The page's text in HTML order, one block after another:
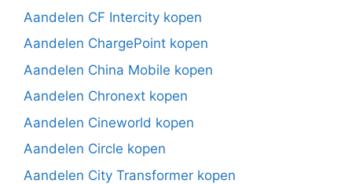
Aandelen CF Intercity kopen
Aandelen ChargePoint kopen
Aandelen China Mobile kopen
Aandelen Chronext kopen
Aandelen Cineworld kopen
Aandelen Circle kopen
Aandelen City Transformer kopen